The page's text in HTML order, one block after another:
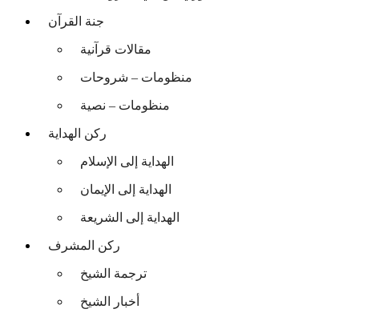
جنة القرآن
مقالات قرآنية
منظومات – شروحات
منظومات – نصية
ركن الهداية
الهداية إلى الإسلام
الهداية إلى الإيمان
الهداية إلى الشريعة
ركن المشرف
ترجمة الشيخ
أخبار الشيخ